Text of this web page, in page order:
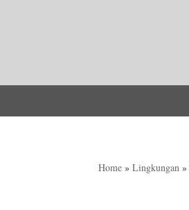
Home» Lingkungan»